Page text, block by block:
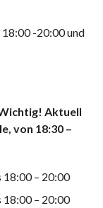
-20:00 und
Aktuell
von 18:30 –
18:00 – 20:00
18:00 – 20:00